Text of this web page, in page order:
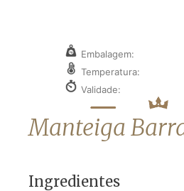
Embalagem:
Temperatura:
Validade:
Manteiga
Ingredientes